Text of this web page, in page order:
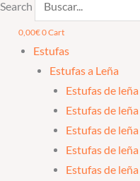
Search
0,00€0Cart
Estufas
Estufas a Leña
Estufas de
Estufas de
Estufas de
Estufas de
Estufas de